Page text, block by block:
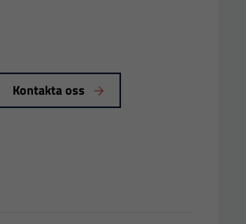
Kontakta oss